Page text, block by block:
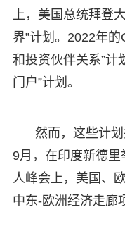
上，美国总统拜登
界”计划。2022年
和投资伙伴关系”计
门户”计划。
然而，这些计
9月，在印度新德
人峰会上，美国、
中东-欧洲经济走廊